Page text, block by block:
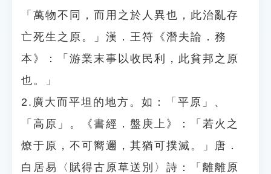
「萬物不同，而用之於人異也，此治亂存
亡死生之原。」漢．王符《潛夫論．務
本》：「游業末事以收民利，此貧邦之原
也。」
2.廣大而平坦的地方。如：「平原」、
「高原」。《書經．盤庚上》：「若火之
燎于原，不可嚮邇，其猶可撲滅。」唐．
白居易〈賦得古原草送別〉詩：「離離原